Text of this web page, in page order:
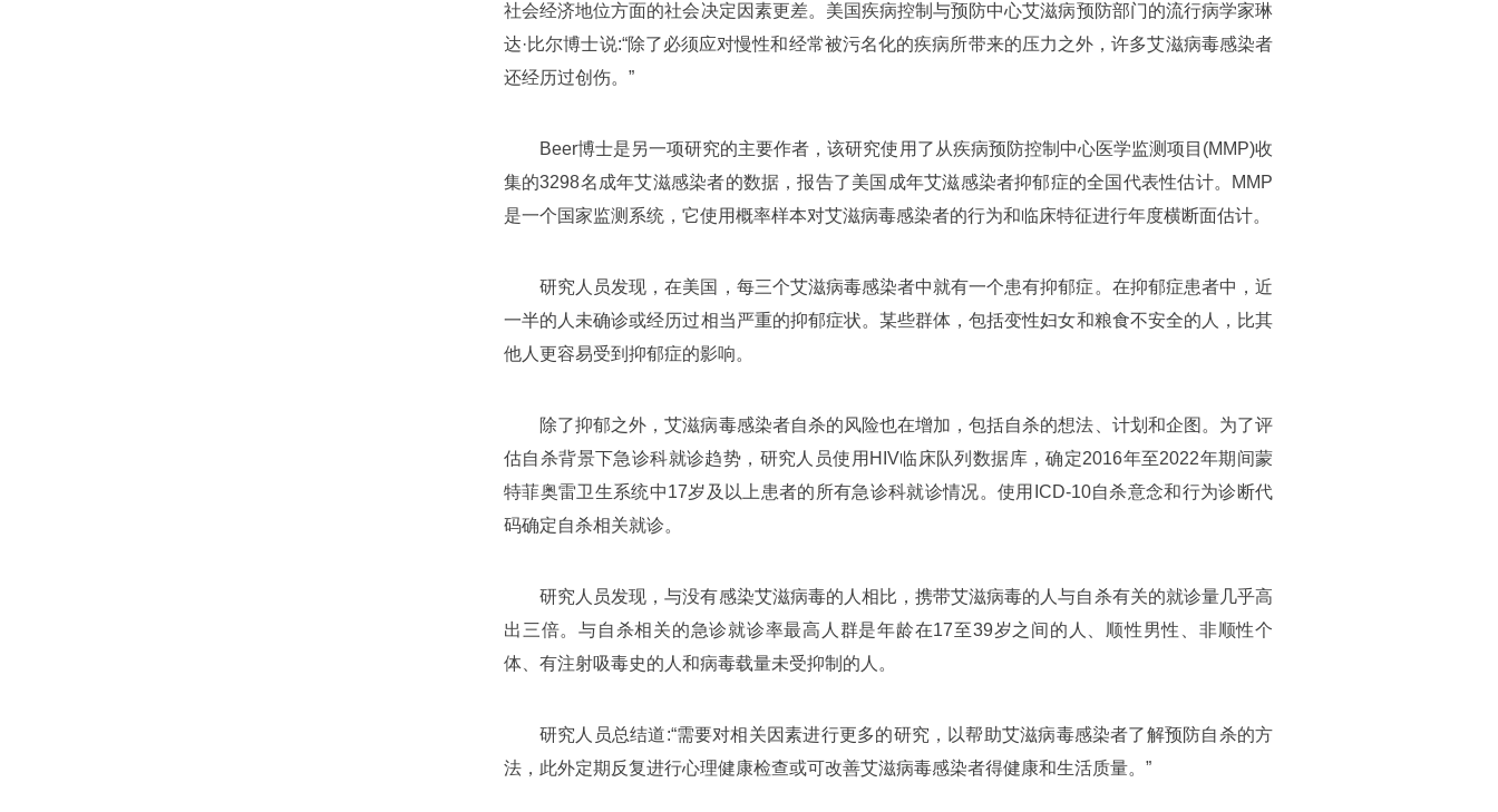
社会经济地位方面的社会决定因素更差。美国疾病控制与预防中心艾滋病预防部门的流行病学家琳
达·比尔博士说:“除了必须应对慢性和经常被污名化的疾病所带来的压力之外，许多艾滋病毒感染者
还经历过创伤。”
Beer博士是另一项研究的主要作者，该研究使用了从疾病预防控制中心医学监测项目(MMP)收
集的3298名成年艾滋感染者的数据，报告了美国成年艾滋感染者抑郁症的全国代表性估计。MMP
是一个国家监测系统，它使用概率样本对艾滋病毒感染者的行为和临床特征进行年度横断面估计。
研究人员发现，在美国，每三个艾滋病毒感染者中就有一个患有抑郁症。在抑郁症患者中，近
一半的人未确诊或经历过相当严重的抑郁症状。某些群体，包括变性妇女和粮食不安全的人，比其
他人更容易受到抑郁症的影响。
除了抑郁之外，艾滋病毒感染者自杀的风险也在增加，包括自杀的想法、计划和企图。为了评
估自杀背景下急诊科就诊趋势，研究人员使用HIV临床队列数据库，确定2016年至2022年期间蒙
特菲奥雷卫生系统中17岁及以上患者的所有急诊科就诊情况。使用ICD-10自杀意念和行为诊断代
码确定自杀相关就诊。
研究人员发现，与没有感染艾滋病毒的人相比，携带艾滋病毒的人与自杀有关的就诊量几乎高
出三倍。与自杀相关的急诊就诊率最高人群是年龄在17至39岁之间的人、顺性男性、非顺性个
体、有注射吸毒史的人和病毒载量未受抑制的人。
研究人员总结道:“需要对相关因素进行更多的研究，以帮助艾滋病毒感染者了解预防自杀的方
法，此外定期反复进行心理健康检查或可改善艾滋病毒感染者得健康和生活质量。”